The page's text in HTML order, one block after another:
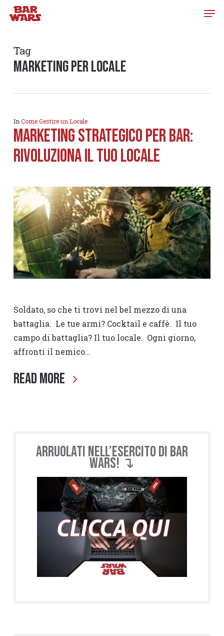
Skip
content
Tag
marketing per locale
In Come Gestire un Locale
Marketing strategico per Bar:
rivoluziona il tuo locale
Soldato, so che ti trovi nel bel mezzo di una
battaglia. Le tue armi? Cocktail e caffè. Il tuo
campo di battaglia? Il tuo locale. Ogni giorno,
affronti il nemico…
Read More
Arruolati nell’esercito di BAR
WARS! ↴